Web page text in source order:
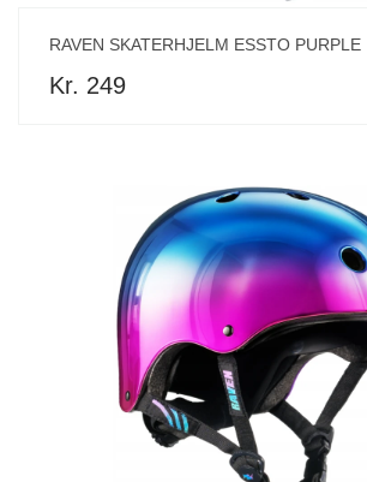
RAVEN SKATERHJELM ESSTO PURPLE
Kr. 249